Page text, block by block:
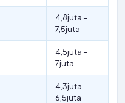
4,8juta –
7,5juta
4,5juta –
7juta
4,3juta –
6,5juta